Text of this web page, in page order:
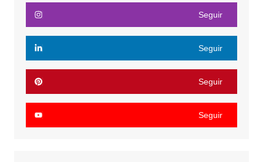
Seguir
Seguir
Seguir
Seguir